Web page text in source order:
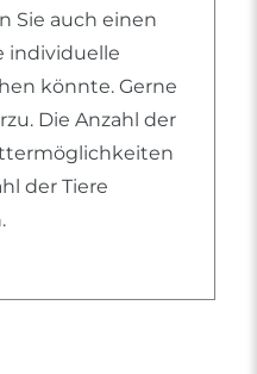
Sie auch einen
individuelle
könnte. Gerne
Die Anzahl der
der Tiere